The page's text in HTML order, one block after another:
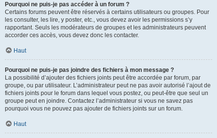
Pourquoi ne puis-je pas accéder à un forum ?
Certains forums peuvent être réservés à certains utilisateurs ou groupes. Pour
les consulter, les lire, y poster, etc., vous devez avoir les permissions s’y
rapportant. Seuls les modérateurs de groupes et les administrateurs peuvent
accorder ces accès, vous devez donc les contacter.
Haut
Pourquoi ne puis-je pas joindre des fichiers à mon message ?
La possibilité d’ajouter des fichiers joints peut être accordée par forum, par
groupe, ou par utilisateur. L’administrateur peut ne pas avoir autorisé l’ajout de
fichiers joints pour le forum dans lequel vous postez, ou peut-être que seul un
groupe peut en joindre. Contactez l’administrateur si vous ne savez pas
pourquoi vous ne pouvez pas ajouter de fichiers joints sur un forum.
Haut